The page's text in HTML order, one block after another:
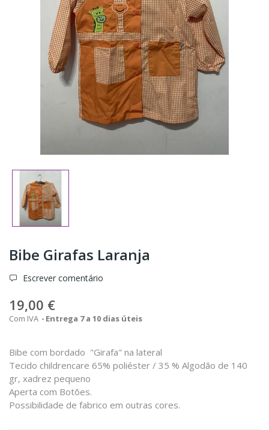
Bibe Girafas Laranja
Escrever comentário
19,00 €
Com IVA Entrega 7 a 10 dias úteis
Bibe com bordado "Girafa" na lateral
Tecido childrencare 65% poliéster / 35 % Algodão de 140
gr, xadrez pequeno
Aperta com Botões.
Possibilidade de fabrico em outras cores.